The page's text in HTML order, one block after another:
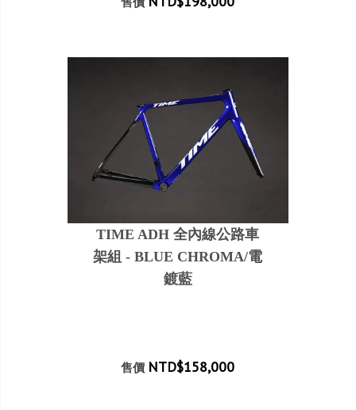
TIME ADH 全內線公路車
架組 - BLUE CHROMA/電
鍍藍
售價 NTD$158,000